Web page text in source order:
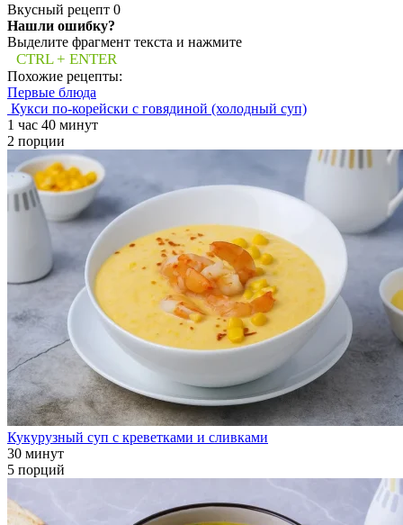
Вкусный рецепт 0
Нашли ошибку?
Выделите фрагмент текста и нажмите
CTRL + ENTER
Похожие рецепты:
Первые блюда
Кукси по-корейски с говядиной (холодный суп)
1 час 40 минут
2 порции
Кукурузный суп с креветками и сливками
30 минут
5 порций